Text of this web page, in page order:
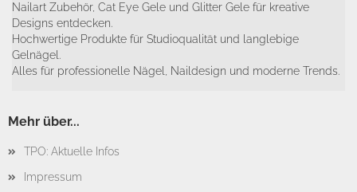
Nailart Zubehör, Cat Eye Gele und Glitter Gele für kreative
Designs entdecken.
Hochwertige Produkte für Studioqualität und langlebige
Gelnägel.
Alles für professionelle Nägel, Naildesign und moderne Trends.
Mehr über...
TPO: Aktuelle Infos
Impressum